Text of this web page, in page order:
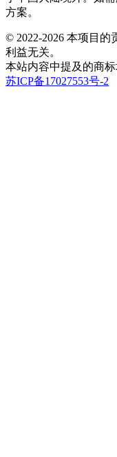
方案。
© 2022-2026 本项目
利益无关。
本站内容中提及的商
苏ICP备17027553号-2